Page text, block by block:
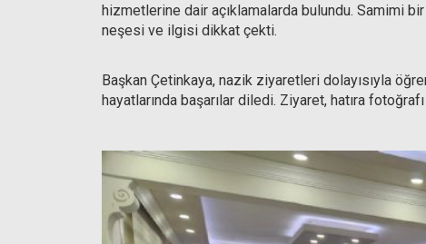
hizmetlerine dair açıklamalarda bulundu. Samimi
neşesi ve ilgisi dikkat çekti.
Başkan Çetinkaya, nazik ziyaretleri dolayısıyla
hayatlarında başarılar diledi. Ziyaret, hatıra